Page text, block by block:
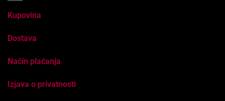
Kupovina
Dostava
Način plaćanja
Izjava o privatnosti